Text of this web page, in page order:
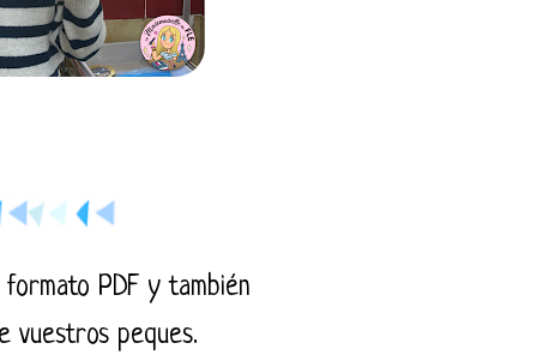
PDF y también
vuestros peques.